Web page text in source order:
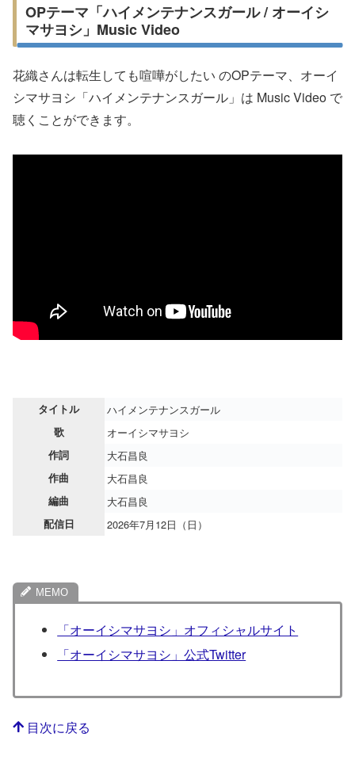
OPテーマ「ハイメンテナンスガール / オーイシ
マサヨシ」Music Video
花織さんは転生しても喧嘩がしたい のOPテーマ、オーイ
シマサヨシ「ハイメンテナンスガール」は Music Video で
聴くことができます。
タイトル ハイメンテナンスガール
歌 オーイシマサヨシ
作詞 大石昌良
作曲 大石昌良
編曲 大石昌良
配信日 2026年7月12日（日）
「オーイシマサヨシ」オフィシャルサイト
「オーイシマサヨシ」公式Twitter
目次に戻る